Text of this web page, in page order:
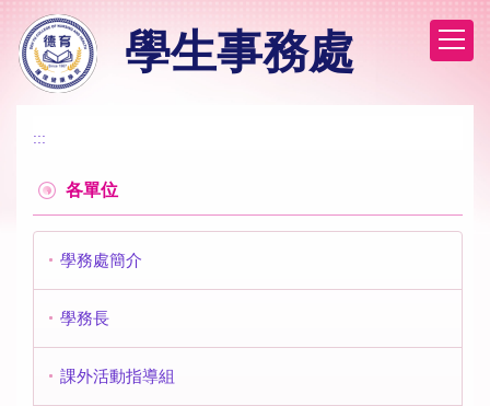
到
主
學生事務處
:::
各單位
學務處簡介
學務長
課外活動指導組